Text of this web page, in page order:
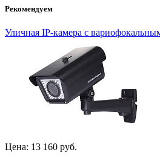
Рекомендуем
Уличная IP-камера с
Цена: 13 160 руб.